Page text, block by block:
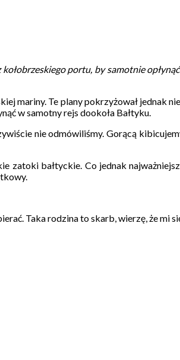
portu, by samotnie
mariny. Te plany pokrzyżował jednak
w samotny rejs dookoła Bałtyku.
nie odmówiliśmy. Gorącą
zatoki bałtyckie. Co jednak
Taka rodzina to skarb, wierzę, że mi